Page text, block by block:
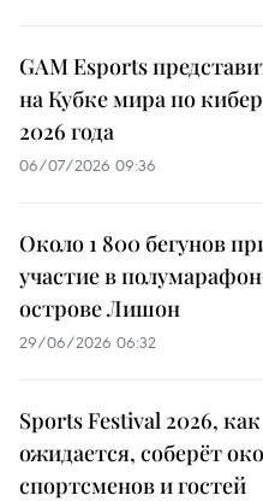
GAM Esports
на Кубке мира по
2026 года
06/07/2026 09:36
Около 1 800 бегунов
участие в
острове Лишон
29/06/2026 06:32
Sports Festival 2026, как
ожидается, соберёт
спортсменов и гостей